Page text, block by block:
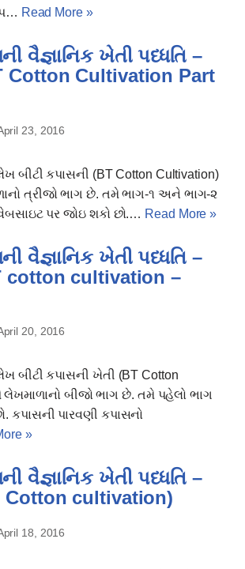
Read More »
વૈજ્ઞાનિક ખેતી પધ્ધતિ –
Cotton Cultivation Part
23, 2016
બીટી કપાસની (BT Cotton Cultivation)
ત્રીજો ભાગ છે. તમે ભાગ-૧ અને ભાગ-૨
પર જોઇ શકો છો.… Read More »
વૈજ્ઞાનિક ખેતી પધ્ધતિ –
cotton cultivation –
20, 2016
બીટી કપાસની ખેતી (BT Cotton
લેખમાળાનો બીજો ભાગ છે. તમે પહેલો ભાગ
કપાસની પારવણી કપાસનો
»
વૈજ્ઞાનિક ખેતી પધ્ધતિ –
Cotton cultivation)
18, 2016